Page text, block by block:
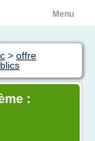
Menu
> offre
: